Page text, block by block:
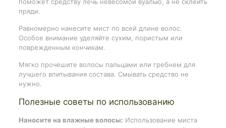
пряди.
Равномерно нанесите мист по всей длине волос.
Особое внимание уделяйте сухим, пористым или
поврежденным кончикам.
Мягко прочешите волосы пальцами или гребнем для
лучшего впитывания состава. Смывать средство не
нужно.
Полезные советы по использованию
Наносите на влажные волосы: Использование миста